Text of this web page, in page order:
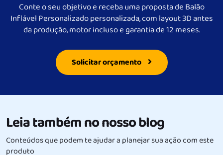
Conte o seu objetivo e receba uma proposta de Balão
Inflável Personalizado personalizada, com layout 3D antes
da produção, motor incluso e garantia de 12 meses.
Solicitar orçamento
Leia também no nosso blog
Conteúdos que podem te ajudar a planejar sua ação com este
produto